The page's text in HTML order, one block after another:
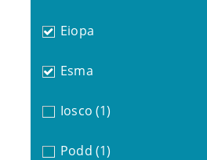
Eiopa
Esma
Iosco (1)
Podd (1)